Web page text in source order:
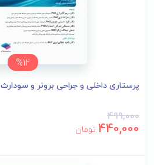
%12
پرستاری داخلی و جراحی برونر و سودارث 2022 جلد2 مفا...
499,000
440,000 تومان